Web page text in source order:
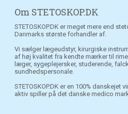
Om STETOSKOP.DK
STETOSKOP.DK er meget mere end
Danmarks største forhandler af.
Vi sælger lægeudstyr, kirurgiske
af høj kvalitet fra kendte mærker til
læger, sygeplejersker, studerende,
sundhedspersonale.
STETOSKOP.DK er en 100% danskejet
aktiv spiller på det danske medico